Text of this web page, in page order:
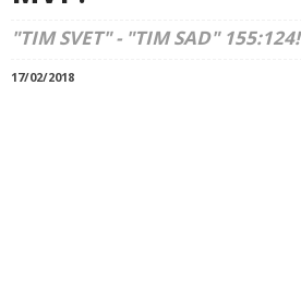
"TIM SVET" - "TIM SAD" 155:124!
17/02/2018